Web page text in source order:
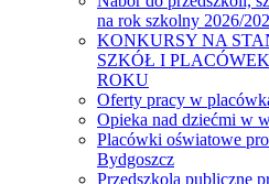
na rok szkolny 2026/
KONKURSY NA
SZKÓŁ I
ROKU
Oferty pracy w
Opieka nad dziećmi w
Placówki oświatowe
Bydgoszcz
Przedszkola publiczne